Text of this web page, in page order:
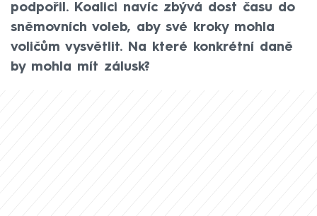
podpořil. Koalici navíc zbývá dost času do
sněmovních voleb, aby své kroky mohla
voličům vysvětlit. Na které konkrétní daně
by mohla mít zálusk?